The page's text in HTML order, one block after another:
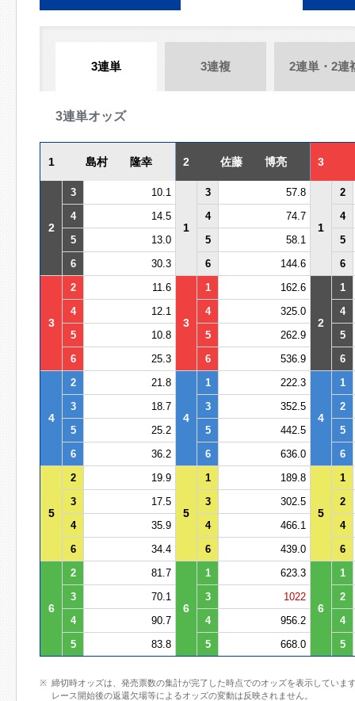
3連単 3連複 2連単・2連
3連単オッズ
1 島村 隆幸 2 佐藤 博亮 3
2
3 10.1
1
3 57.8
1
2
4
14.5 4 74.7
4
5
13.0 5 58.1
5
6
30.3 6 144.6 6
3
2 11.6
3
1 162.6
2
1
4
12.1 4 325.0
4
5
10.8 5 262.9
5
6
25.3 6 536.9 6
4
2 21.8
4
1 222.3
4
1
3
18.7 3 352.5
2
5
25.2 5 442.5
5
6
36.2 6 636.0 6
5
2 19.9
5
1 189.8
5
1
3
17.5 3 302.5
2
4
35.9 4 466.1
4
6
34.4 6 439.0 6
6
2 81.7
6
1 623.3
6
1
3
70.1 3 1022
2
4
90.7 4 956.2
4
5
83.8 5 668.0 5
締切時オッズは、発売票数の集計が完了した時点でのオッズを表示していま
レース開始後の返還欠場等によるオッズの変動は反映されません。